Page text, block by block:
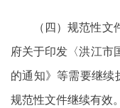
（四）规范性
府关于印发〈洪江市
的通知》等需要继续
规范性文件继续有效。